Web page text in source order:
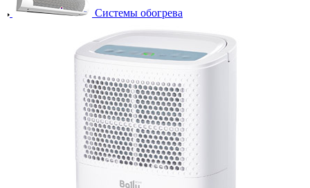
Системы обогрева